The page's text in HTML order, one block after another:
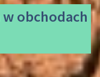
w obchodach